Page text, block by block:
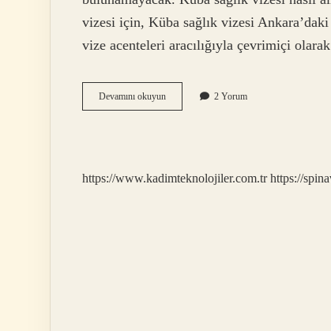
vizesi için, Küba sağlık vizesi
vize acenteleri aracılığıyla çevrimiçi
Devamını okuyunKübaya
Sağlık
2 Yorum
https://www.kadimteknolojiler.com.tr https://